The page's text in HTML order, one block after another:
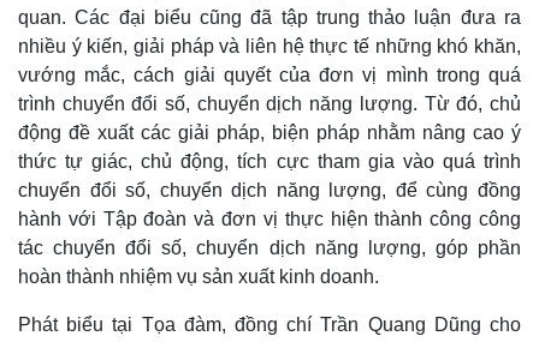
quan. Các đại biểu cũng đã tập trung thảo luận đưa ra
nhiều ý kiến, giải pháp và liên hệ thực tế những khó khăn,
vướng mắc, cách giải quyết của đơn vị mình trong quá
trình chuyển đổi số, chuyển dịch năng lượng. Từ đó, chủ
động đề xuất các giải pháp, biện pháp nhằm nâng cao ý
thức tự giác, chủ động, tích cực tham gia vào quá trình
chuyển đổi số, chuyển dịch năng lượng, để cùng đồng
hành với Tập đoàn và đơn vị thực hiện thành công công
tác chuyển đổi số, chuyển dịch năng lượng, góp phần
hoàn thành nhiệm vụ sản xuất kinh doanh.
Phát biểu tại Tọa đàm, đồng chí Trần Quang Dũng cho